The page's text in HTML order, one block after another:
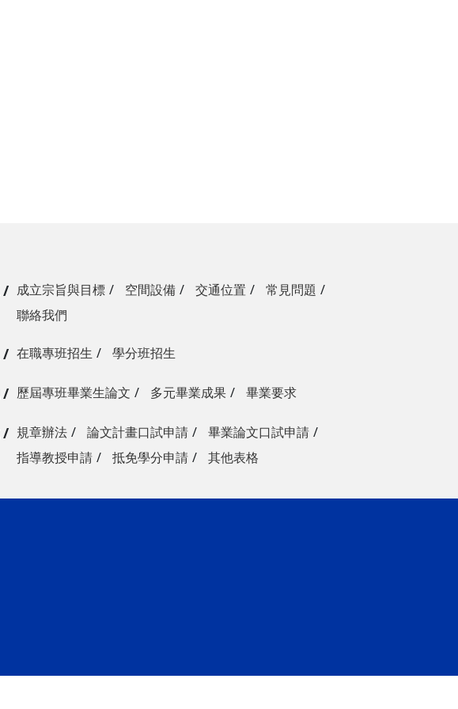
成立宗旨與目標 空間設備 交通位置
常見問題
聯絡我們
在職專班招生 學分班招生
歷屆專班畢業生論文 多元畢業成果 畢業要求
規章辦法 論文計畫口試申請
畢業論文口試申請
指導教授申請
抵免學分申請 其他表格